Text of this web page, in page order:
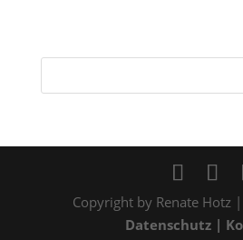
Copyright by Renate Hotz |
Datenschutz |